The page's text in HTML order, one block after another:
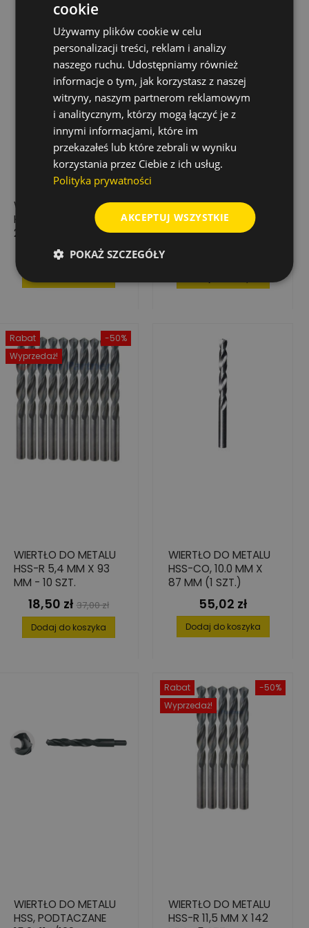
WIERTŁO DO METALU
HSS-R, WALCOWANE,
2,6 MM (10 SZT.)
Cena
15,18 zł
WIERTŁO DO METALU
HSS-CO Ø 5,1 X 86
MM
podstawowa
-50%
Rabat
Wyprzedaż!
WIERTŁO DO METALU
HSS-R 5,4 MM X 93
MM - 10 SZT.
Cena
18,50 zł Cena
podstawowa
37,00 zł
Dodaj do koszyka
WIERTŁO DO METALU
HSS-CO, 10.0 MM X
87 MM (1 SZT.)
Cena
55,02 zł
Dodaj do koszyka
WIERTŁO DO METALU
HSS, PODTACZANE
-50%
Rabat
Wyprzedaż!
WIERTŁO DO METALU
HSS-R 11,5 MM X 142
cookie
Używamy plików cookie w celu
personalizacji treści, reklam i analizy
naszego ruchu. Udostępniamy również
informacje o tym, jak korzystasz z naszej
witryny, naszym partnerom reklamowym
i analitycznym, którzy mogą łączyć je z
innymi informacjami, które im
przekazałeś lub które zebrali w wyniku
korzystania przez Ciebie z ich usług.
Polityka prywatności
AKCEPTUJ WSZYSTKIE
POKAŻ SZCZEGÓŁY